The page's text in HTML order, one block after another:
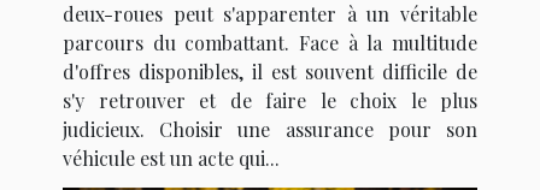
deux-roues peut s'apparenter à un véritable
parcours du combattant. Face à la multitude
d'offres disponibles, il est souvent difficile de
s'y retrouver et de faire le choix le plus
judicieux. Choisir une assurance pour son
véhicule est un acte qui...